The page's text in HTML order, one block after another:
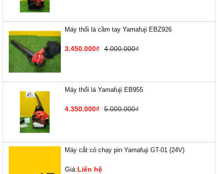
Máy thổi lá cầm tay Yamafuji EBZ926
3.450.000₫ 4.000.000₫
Máy thổi lá Yamafuji EB955
4.350.000₫ 5.000.000₫
Máy cắt cỏ chạy pin Yamafuji GT-01 (24V)
Giá:Liên hệ